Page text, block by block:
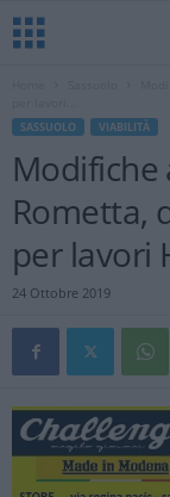
SASSUOLO VIABILITÀ
Modifiche
Rometta,
per lavori
24 Ottobre 2019